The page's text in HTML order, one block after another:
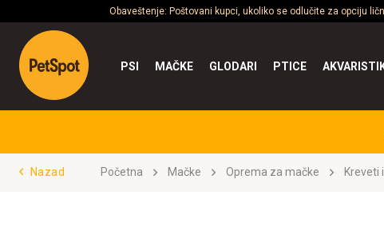
Obaveštenje: Poštovani kupci, ukoliko se odlučite za opciju
PSI MAČKE GLODARI PTICE
Nazad Početna Mačke Oprema za mačke Kreveti